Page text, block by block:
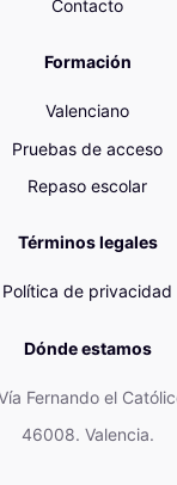
Contacto
Formación
Valenciano
Pruebas de acceso
Repaso escolar
Términos legales
Política de privacidad
Dónde estamos
Fernando el
46008. Valencia.